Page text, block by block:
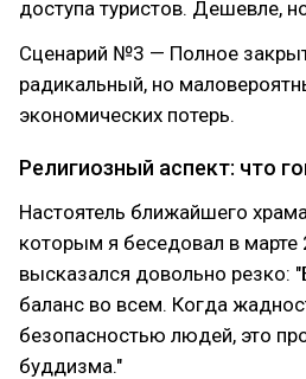
доступа туристов. Дешевле,
Сценарий №3 — Полное
радикальный, но
экономических потерь.
Религиозный аспект: что
Настоятель ближайшего
которым я беседовал в марте
высказался довольно резко:
баланс во всем. Когда
безопасностью людей, это
буддизма."